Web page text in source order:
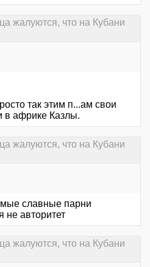
жалуются, что на Кубани
так этим п...ам свои
в африке Казлы.
жалуются, что на Кубани
славные парни
не авторитет
жалуются, что на Кубани